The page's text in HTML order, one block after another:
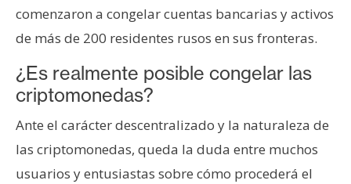
o
n
t
a
c
t
o
comenzaron a congelar cuentas bancarias y activos
de más de 200 residentes rusos en sus fronteras.
¿Es realmente posible congelar las
criptomonedas?
Ante el carácter descentralizado y la naturaleza de
las criptomonedas, queda la duda entre muchos
usuarios y entusiastas sobre cómo procederá el